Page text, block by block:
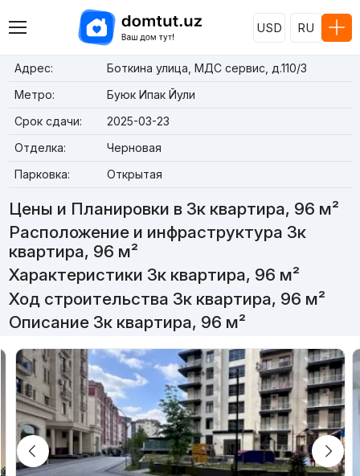
USD RU
Адрес:
Боткина улица, МДС сервис, д.110/3
Метро:
Буюк Ипак Йули
Срок сдачи:
2025-03-23
Отделка:
Черновая
Парковка:
Открытая
Цены и Планировки в 3к квартира, 96 м²
Расположение и инфраструктура 3к
квартира, 96 м²
Характеристики 3к квартира, 96 м²
Ход строительства 3к квартира, 96 м²
Описание 3к квартира, 96 м²